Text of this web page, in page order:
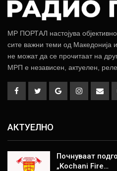
МР ПОРТАЛ настојува
сите важни теми од Македонија
не можат да се прочитаат на
МРП е независен, актуелен,
АКТУЕЛНО
Почнуваат
„Kochani Fire…